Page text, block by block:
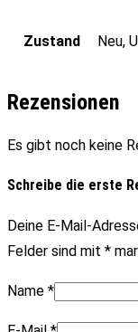
Zustand Neu,
Rezensionen
Es gibt noch keine
Schreibe die erste
Deine E-Mail-
Felder sind mit *
Name *